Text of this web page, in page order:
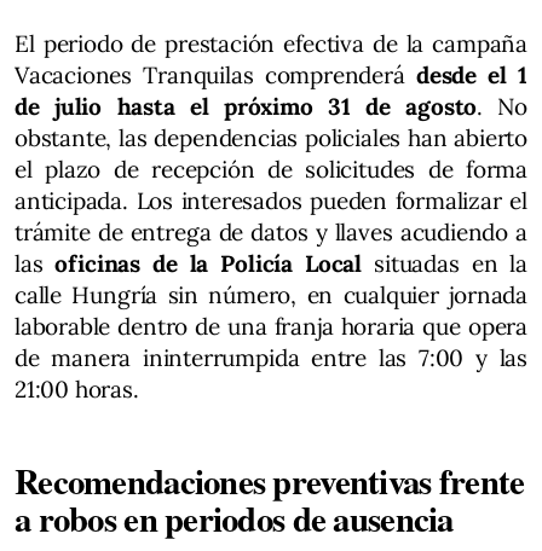
El periodo de prestación efectiva de la campaña
Vacaciones Tranquilas comprenderá desde el 1
de julio hasta el próximo 31 de agosto. No
obstante, las dependencias policiales han abierto
el plazo de recepción de solicitudes de forma
anticipada. Los interesados pueden formalizar el
trámite de entrega de datos y llaves acudiendo a
las oficinas de la Policía Local situadas en la
calle Hungría sin número, en cualquier jornada
laborable dentro de una franja horaria que opera
de manera ininterrumpida entre las 7:00 y las
21:00 horas.
Recomendaciones preventivas frente
a robos en periodos de ausencia